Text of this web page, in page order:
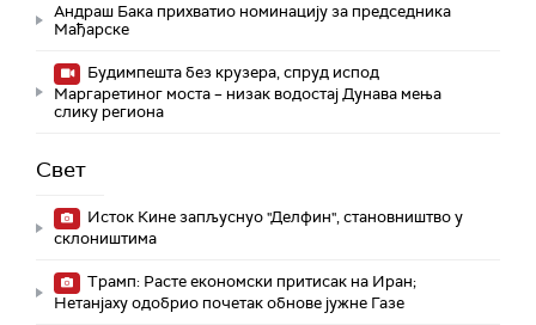
Андраш Бака прихватио номинацију за председника
Мађарске
Будимпешта без крузера, спруд испод
Маргаретиног моста – низак водостај Дунава мења
слику региона
Свет
Исток Кине запљуснуо "Делфин", становништво у
склоништима
Трамп: Расте економски притисак на Иран;
Нетанјаху одобрио почетак обнове јужне Газе